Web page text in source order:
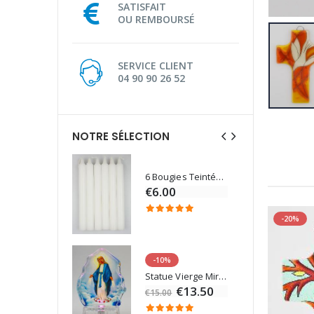
SATISFAIT
OU REMBOURSÉ
SERVICE CLIENT
04 90 90 26 52
NOTRE SÉLECTION
6 Bougies Teintées Masse Couleur Blanche
€6.00
-10%
Statue Vierge Miraculeuse Lumineuse
€15.00 €13.50
-20%